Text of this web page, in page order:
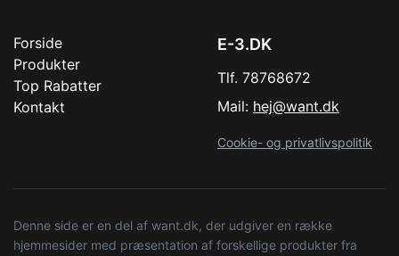
Forside
Produkter
Top Rabatter
Kontakt
E-3.DK
Tlf. 78768672
Mail: hej@want.dk
Cookie- og privatlivspolitik
Denne side er en del af want.dk, der udgiver en række
hjemmesider med præsentation af forskellige produkter fra